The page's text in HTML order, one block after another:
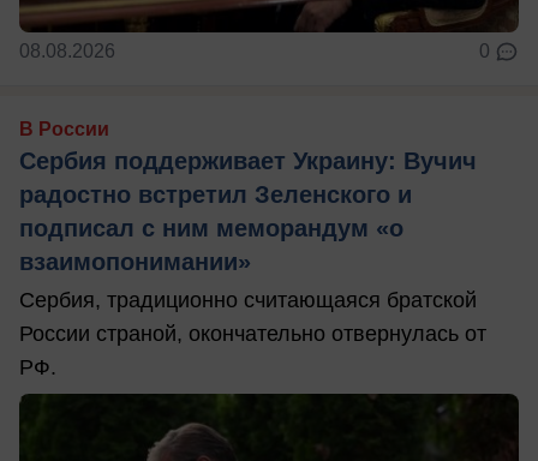
08.08.2026 0
В России
Сербия поддерживает Украину: Вучич
радостно встретил Зеленского и
подписал с ним меморандум «о
взаимопонимании»
Сербия, традиционно считающаяся братской
России страной, окончательно отвернулась от
РФ.